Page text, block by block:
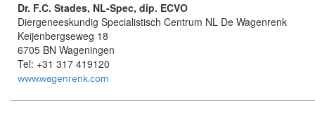
Dr. F.C. Stades, NL-Spec, dip. ECVO
Diergeneeskundig Specialistisch Centrum NL De Wagenrenk
Keijenbergseweg 18
6705 BN Wageningen
Tel: +31 317 419120
www.wagenrenk.com